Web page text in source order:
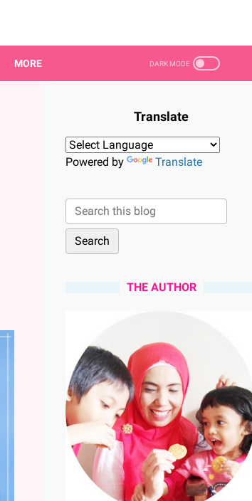
MORE
Translate
Powered by Translate
THE AUTHOR